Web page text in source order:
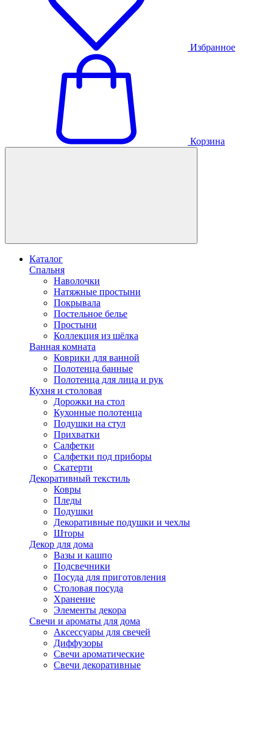
Избранное
Корзина
Каталог
Спальня
Наволочки
Натяжные простыни
Покрывала
Постельное белье
Простыни
Коллекция из шёлка
Ванная комната
Коврики для ванной
Полотенца банные
Полотенца для лица и рук
Кухня и столовая
Дорожки на стол
Кухонные полотенца
Подушки на стул
Прихватки
Салфетки
Салфетки под приборы
Скатерти
Декоративный текстиль
Ковры
Пледы
Подушки
Декоративные подушки и чехлы
Шторы
Декор для дома
Вазы и кашпо
Подсвечники
Посуда для приготовления
Столовая посуда
Хранение
Элементы декора
Свечи и ароматы для дома
Аксессуары для свечей
Диффузоры
Свечи ароматические
Свечи декоративные